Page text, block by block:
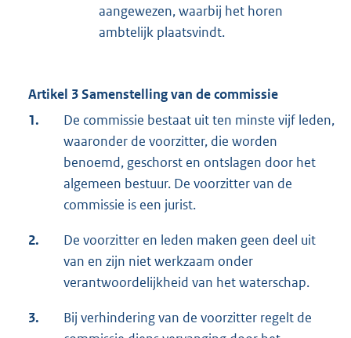
aangewezen, waarbij het horen
ambtelijk plaatsvindt.
Artikel 3 Samenstelling van de commissie
1.
De commissie bestaat uit ten minste vijf leden,
waaronder de voorzitter, die worden
benoemd, geschorst en ontslagen door het
algemeen bestuur. De voorzitter van de
commissie is een jurist.
2.
De voorzitter en leden maken geen deel uit
van en zijn niet werkzaam onder
verantwoordelijkheid van het waterschap.
3.
Bij verhindering van de voorzitter regelt de